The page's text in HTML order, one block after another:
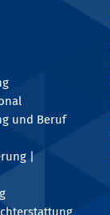
und Beruf
|